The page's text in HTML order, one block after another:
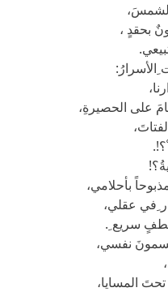
بحقدٍ ،
ِالأسرارُ:
على الحصيرةِ،
ْ؟!.
بأحلامي،
ِفي عقلي،
سريع ِ.
نفسي،
المسايا،